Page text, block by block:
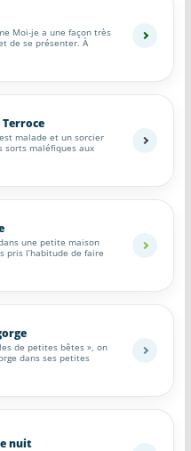
Moi-je a une façon très
de se présenter. À
Terroce
malade et un sorcier
sorts maléfiques aux
une petite maison
pris l’habitude de faire
de petites bêtes », on
dans ses petites
nuit